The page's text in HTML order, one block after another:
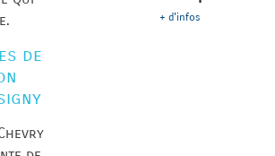
de
+ d'infos